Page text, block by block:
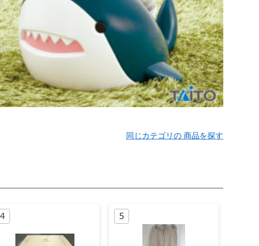
同じカテゴリの 商品を探す